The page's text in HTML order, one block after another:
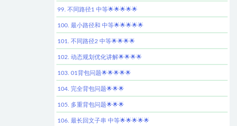
99. 不同路径1 中等🌟🌟🌟🌟🌟
100. 最小路径和 中等🌟🌟🌟🌟🌟
101. 不同路径2 中等🌟🌟🌟🌟
102. 动态规划优化讲解🌟🌟🌟🌟
103. 01背包问题🌟🌟🌟🌟🌟
104. 完全背包问题🌟🌟🌟
105. 多重背包问题🌟🌟🌟
106. 最长回文子串 中等🌟🌟🌟🌟🌟